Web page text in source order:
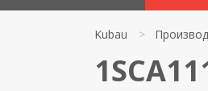
Kubau >